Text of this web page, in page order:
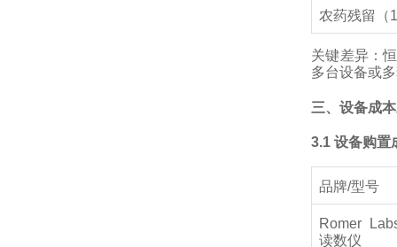
农药残留（
关键差异：
多台设备或
三、设备成
3.1 设备购置
品牌/型号
Romer
读数仪